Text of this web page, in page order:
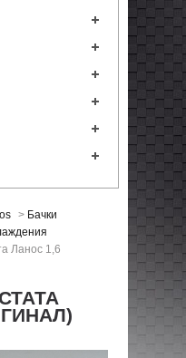
> Бачки
Ланос 1,6